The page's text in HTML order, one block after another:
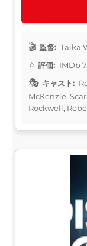
監督: Taika
評価: IMDb
キャスト:
McKenzie,
Rockwell,